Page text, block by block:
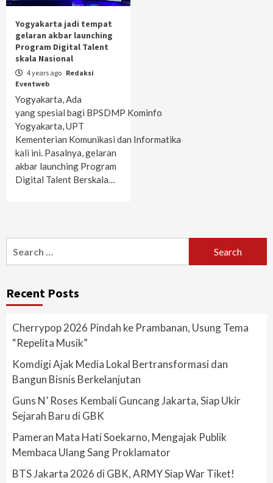
Yogyakarta jadi tempat
gelaran akbar launching
Program Digital Talent
skala Nasional
4 years ago Redaksi
Eventweb
Yogyakarta, Ada
yang spesial bagi BPSDMP Kominfo
Yogyakarta, UPT
Kementerian Komunikasi dan Informatika
kali ini. Pasalnya, gelaran
akbar launching Program
Digital Talent Berskala…
for:
Recent Posts
Cherrypop 2026 Pindah ke Prambanan, Usung Tema
“Repelita Musik”
Komdigi Ajak Media Lokal Bertransformasi dan
Bangun Bisnis Berkelanjutan
Guns N’ Roses Kembali Guncang Jakarta, Siap Ukir
Sejarah Baru di GBK
Pameran Mata Hati Soekarno, Mengajak Publik
Membaca Ulang Sang Proklamator
BTS Jakarta 2026 di GBK, ARMY Siap War Tiket!